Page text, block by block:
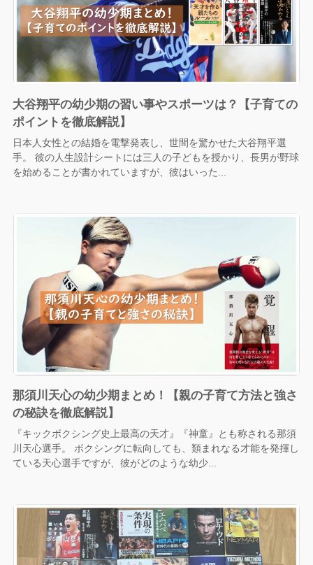
大谷翔平の幼少期の習い事やスポーツは？【子育ての
ポイントを徹底解説】
日本人女性との結婚を電撃発表し、世間を驚かせた大谷翔平選
手。 彼の人生設計シートには三人の子どもを授かり、長男が野球
を始めることが書かれていますが、彼はいった...
那須川天心の幼少期まとめ！【親の子育て方法と強さ
の秘訣を徹底解説】
『キックボクシング史上最高の天才』『神童』とも称される那須
川天心選手。 ボクシングに転向しても、類まれなる才能を発揮し
ている天心選手ですが、彼がどのような幼少...